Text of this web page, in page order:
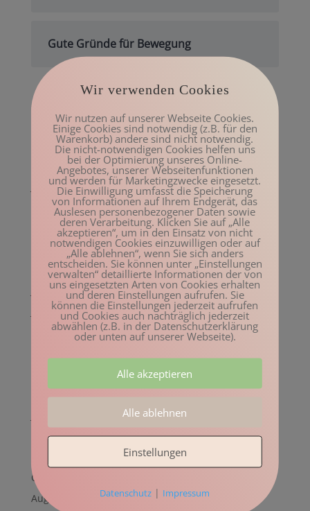
Gute Gründe für Bewegung
Archiv
Mai 2023
März 2023
Februar 2023
Januar 2023
Dezember 2022
November 2022
Oktober 2022
August 2022
Juli 2022
Juni 2022
Mai 2022
Februar 2022
Dezember 2021
Oktober 2021
August 2021
Wir verwenden Cookies
Wir nutzen auf unserer Webseite Cookies.
Einige Cookies sind notwendig (z.B. für den
Warenkorb) andere sind nicht notwendig.
Die nicht-notwendigen Cookies helfen uns
bei der Optimierung unseres Online-
Angebotes, unserer Webseitenfunktionen
und werden für Marketingzwecke eingesetzt.
Die Einwilligung umfasst die Speicherung
von Informationen auf Ihrem Endgerät, das
Auslesen personenbezogener Daten sowie
deren Verarbeitung. Klicken Sie auf „Alle
akzeptieren“, um in den Einsatz von nicht
notwendigen Cookies einzuwilligen oder auf
„Alle ablehnen“, wenn Sie sich anders
entscheiden. Sie können unter „Einstellungen
verwalten“ detaillierte Informationen der von
uns eingesetzten Arten von Cookies erhalten
und deren Einstellungen aufrufen. Sie
können die Einstellungen jederzeit aufrufen
und Cookies auch nachträglich jederzeit
abwählen (z.B. in der Datenschutzerklärung
oder unten auf unserer Webseite).
Alle akzeptieren
Alle ablehnen
Einstellungen
Datenschutz | Impressum